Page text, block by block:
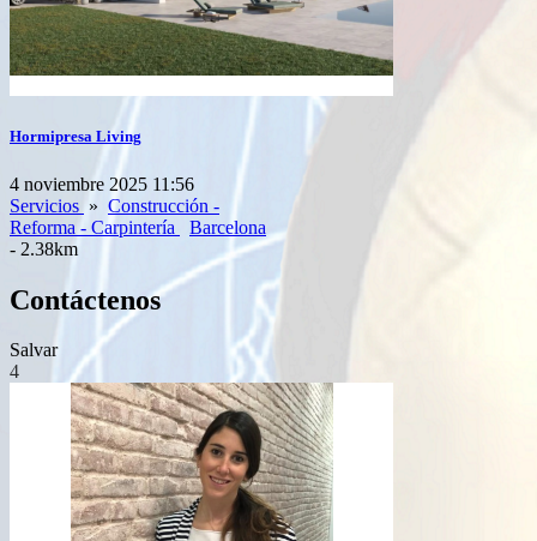
Hormipresa Living
4 noviembre 2025 11:56
Servicios » Construcción -
Reforma - Carpintería
Barcelona
- 2.38km
Contáctenos
Salvar
4